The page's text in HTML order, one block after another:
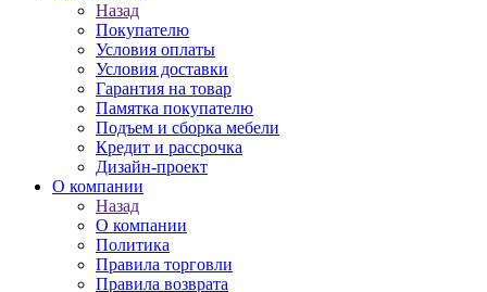
Назад
Покупателю
Условия оплаты
Условия доставки
Гарантия на товар
Памятка покупателю
Подъем и сборка мебели
Кредит и рассрочка
Дизайн-проект
О компании
Назад
О компании
Политика
Правила торговли
Правила возврата